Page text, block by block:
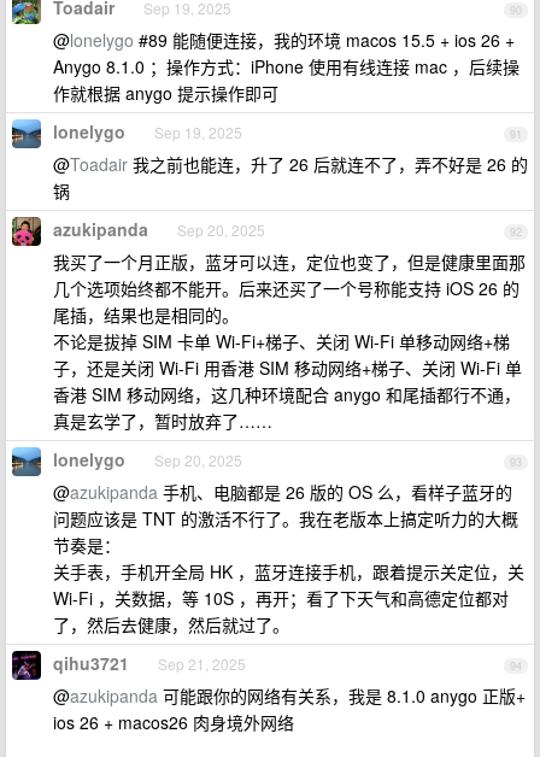
90
Toadair Sep 19, 2025
@lonelygo #89 能随便连接，我的环境 macos 15.5 + ios 26 +
Anygo 8.1.0 ；操作方式：iPhone 使用有线连接 mac ，后续操
作就根据 anygo 提示操作即可
91
lonelygo Sep 19, 2025
@Toadair 我之前也能连，升了 26 后就连不了，弄不好是 26 的
锅
92
azukipanda Sep 20, 2025
我买了一个月正版，蓝牙可以连，定位也变了，但是健康里面那
几个选项始终都不能开。后来还买了一个号称能支持 iOS 26 的
尾插，结果也是相同的。
不论是拔掉 SIM 卡单 Wi-Fi+梯子、关闭 Wi-Fi 单移动网络+梯
子，还是关闭 Wi-Fi 用香港 SIM 移动网络+梯子、关闭 Wi-Fi 单
香港 SIM 移动网络，这几种环境配合 anygo 和尾插都行不通，
真是玄学了，暂时放弃了……
93
lonelygo Sep 20, 2025
@azukipanda 手机、电脑都是 26 版的 OS 么，看样子蓝牙的
问题应该是 TNT 的激活不行了。我在老版本上搞定听力的大概
节奏是：
关手表，手机开全局 HK ，蓝牙连接手机，跟着提示关定位，关
Wi-Fi ，关数据，等 10S ，再开；看了下天气和高德定位都对
了，然后去健康，然后就过了。
94
qihu3721 Sep 21, 2025
@azukipanda 可能跟你的网络有关系，我是 8.1.0 anygo 正版+
ios 26 + macos26 肉身境外网络